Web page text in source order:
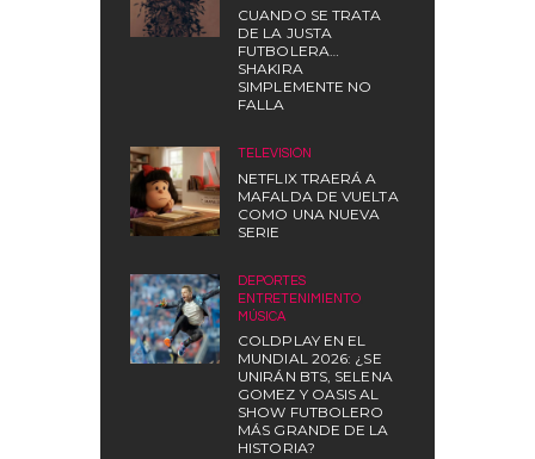
CUANDO SE TRATA
DE LA JUSTA
FUTBOLERA…
SHAKIRA
SIMPLEMENTE NO
FALLA
TELEVISIÓN
NETFLIX TRAERÁ A
MAFALDA DE VUELTA
COMO UNA NUEVA
SERIE
DEPORTES
ENTRETENIMIENTO
MÚSICA
COLDPLAY EN EL
MUNDIAL 2026: ¿SE
UNIRÁN BTS, SELENA
GOMEZ Y OASIS AL
SHOW FUTBOLERO
MÁS GRANDE DE LA
HISTORIA?